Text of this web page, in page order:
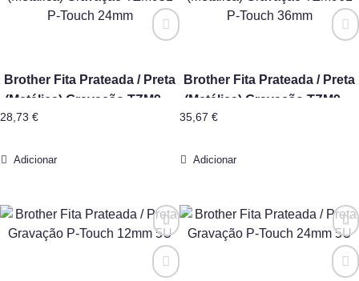
Brother Fita Prateada / Preta
(Metálica) Gravação TZM951
28,73 €
Adicionar
Brother Fita Prateada / Preta
(Metálica) Gravação TZM961
35,67 €
Adicionar